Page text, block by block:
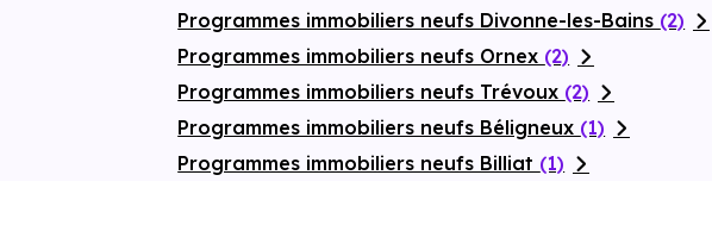
Programmes immobiliers neufs Divonne-les-Bains (2)
Programmes immobiliers neufs Ornex (2)
Programmes immobiliers neufs Trévoux (2)
Programmes immobiliers neufs Béligneux (1)
Programmes immobiliers neufs Billiat (1)